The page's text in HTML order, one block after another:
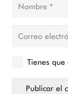
Tienes
Publicar el